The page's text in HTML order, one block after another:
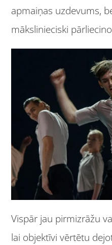
apmaiņas uzdevums,
mākslinieciski
Vispār jau pirmizrāžu
lai objektīvi vērtētu